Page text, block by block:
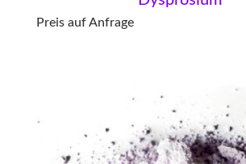
Preis auf Anfrage